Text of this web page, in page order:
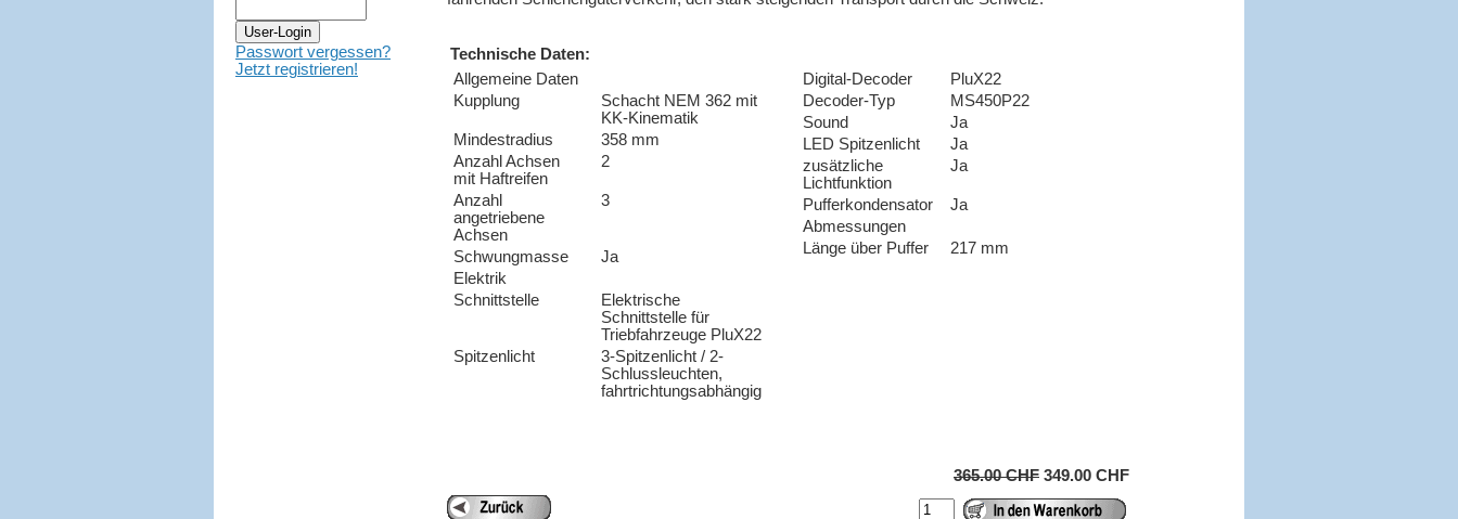
Passwort vergessen?
Jetzt registrieren!
Technische Daten:
Allgemeine Daten
Kupplung
Schacht NEM 362 mit
KK-Kinematik
Mindestradius
358 mm
Anzahl Achsen
mit Haftreifen
2
Anzahl
angetriebene
Achsen
3
Schwungmasse
Ja
Elektrik
Schnittstelle
Elektrische
Schnittstelle für
Triebfahrzeuge PluX22
Spitzenlicht
3-Spitzenlicht / 2-
Schlussleuchten,
fahrtrichtungsabhängig
Digital-Decoder
PluX22
Decoder-Typ
MS450P22
Sound
Ja
LED Spitzenlicht
Ja
zusätzliche
Lichtfunktion
Ja
Pufferkondensator
Ja
Abmessungen
Länge über Puffer
217 mm
365.00 CHF 349.00 CHF